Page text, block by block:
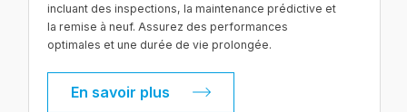
incluant des inspections, la maintenance prédictive et
la remise à neuf. Assurez des performances
optimales et une durée de vie prolongée.
En savoir plus